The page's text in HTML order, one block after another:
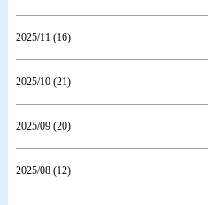
2025/11 (16)
2025/10 (21)
2025/09 (20)
2025/08 (12)